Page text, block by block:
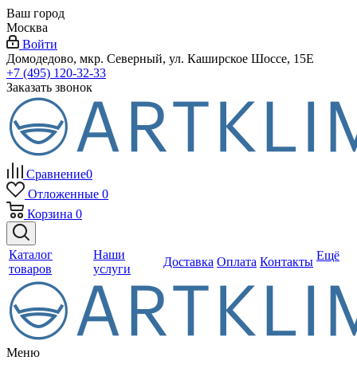
Ваш город
Москва
Войти
Домодедово, мкр. Северный, ул. Каширское Шоссе, 15Е
+7 (495) 120-32-33
Заказать звонок
Сравнение0
Отложенные 0
Корзина 0
Каталог
товаров
Наши
услуги
Доставка Оплата Контакты Ещё
Меню